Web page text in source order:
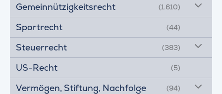
Gemeinnützigkeitsrecht (1.610)
Sportrecht (44)
Steuerrecht (383)
US-Recht (5)
Vermögen, Stiftung, Nachfolge (94)